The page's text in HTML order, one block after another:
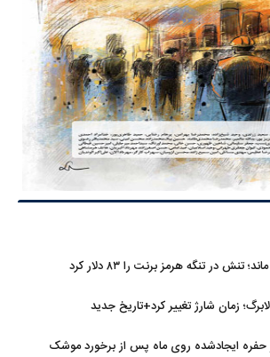
در تنگه هرمز برنت را ۸۳ دلار کرد
زمان شارژ تغییر کرد+تاریخ جدید
حفره ایجادشده روی ماه پس از برخورد موشک